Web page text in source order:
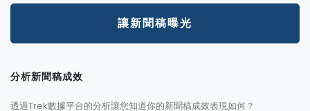
讓新聞稿曝光
分析新聞稿成效
透過Trek數據平台的分析讓您知道你的新聞稿成效表現如何？